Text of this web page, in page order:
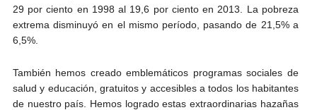
29 por ciento en 1998 al 19,6 por ciento en 2013. La pobreza
extrema disminuyó en el mismo período, pasando de 21,5% a
6,5%.
También hemos creado emblemáticos programas sociales de
salud y educación, gratuitos y accesibles a todos los habitantes
de nuestro país. Hemos logrado estas extraordinarias hazañas